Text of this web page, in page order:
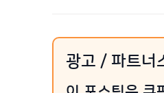
광고 / 파트너